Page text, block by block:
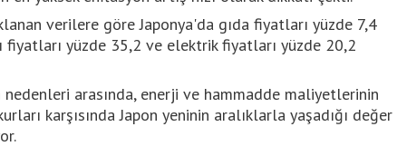
verilere göre Japonya'da gıda fiyatları yüzde 7,4
fiyatları yüzde 35,2 ve elektrik fiyatları yüzde 20,2
nedenleri arasında, enerji ve hammadde maliyetlerinin
karşısında Japon yeninin aralıklarla yaşadığı değer